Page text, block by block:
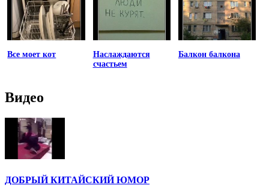
Все моет кот
Наслаждаются
счастьем
Балкон балкона
Видео
ДОБРЫЙ КИТАЙСКИЙ ЮМОР